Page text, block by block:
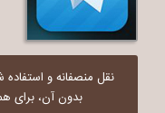
نقل منصفانه و
بدون آن، برای